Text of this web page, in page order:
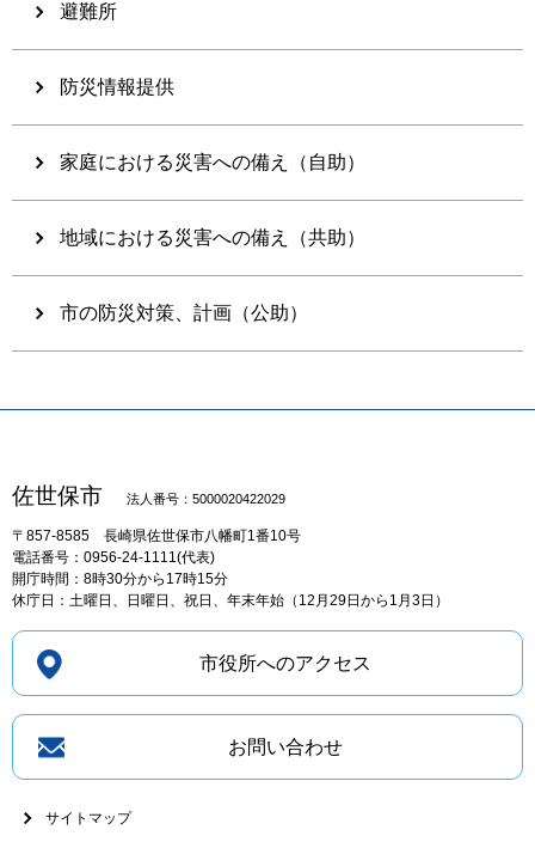
避難所
防災情報提供
家庭における災害への備え（自助）
地域における災害への備え（共助）
市の防災対策、計画（公助）
佐世保市 法人番号：5000020422029
〒857-8585 長崎県佐世保市八幡町1番10号
電話番号：0956-24-1111(代表)
開庁時間：8時30分から17時15分
休庁日：土曜日、日曜日、祝日、年末年始（12月29日から1月3日）
市役所へのアクセス
お問い合わせ
サイトマップ